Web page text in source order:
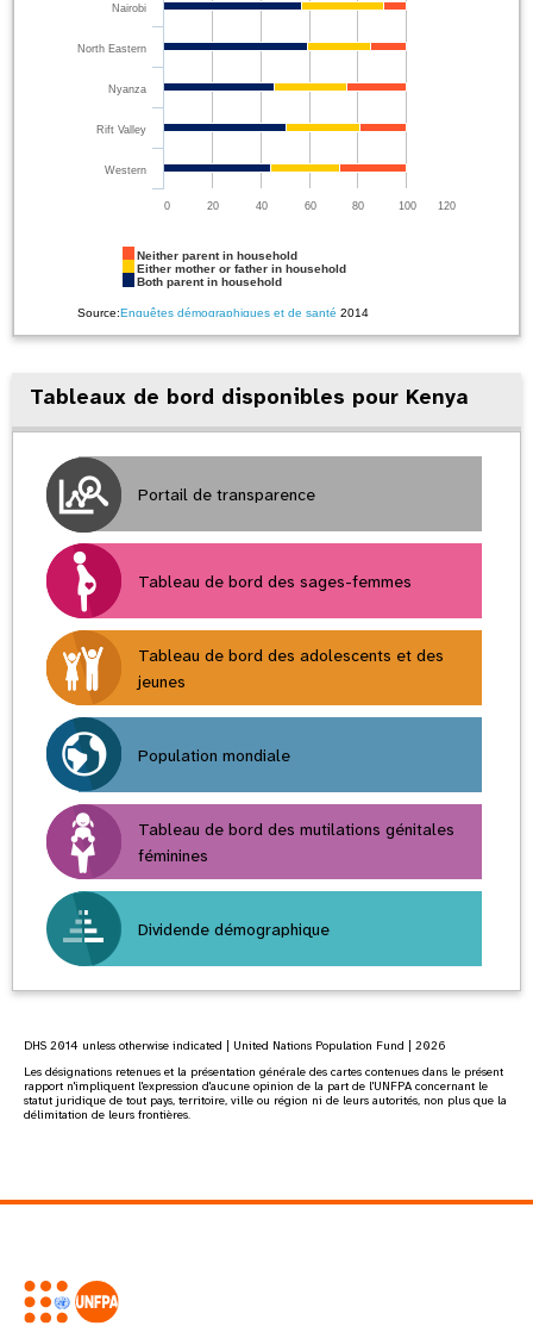
Source:Enquêtes démographiques et de santé 2014
Neither parent in household
Either mother or father in household
Both parent in household
Nairobi
North Eastern
Nyanza
Rift Valley
Western
0 20 40 60 80 100 120
Tableaux de bord disponibles pour Kenya
Portail de transparence
Tableau de bord des sages-femmes
Tableau de bord des adolescents et des
jeunes
Population mondiale
Tableau de bord des mutilations génitales
féminines
Dividende démographique
DHS 2014 unless otherwise indicated | United Nations Population Fund | 2026
Les désignations retenues et la présentation générale des cartes contenues dans le présent
rapport n'impliquent l'expression d'aucune opinion de la part de l'UNFPA concernant le
statut juridique de tout pays, territoire, ville ou région ni de leurs autorités, non plus que la
délimitation de leurs frontières.